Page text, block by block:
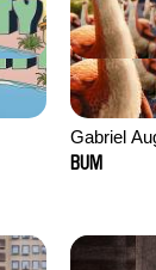
Gabriel
Augier,
BUM